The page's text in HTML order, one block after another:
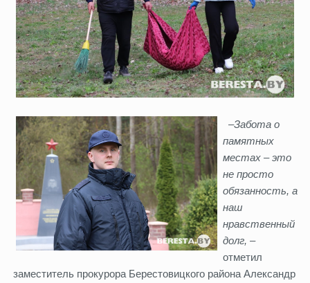
–Забота о
памятных
местах – это
не просто
обязанность, а
наш
нравственный
долг, –
отметил
заместитель прокурора Берестовицкого района Александр